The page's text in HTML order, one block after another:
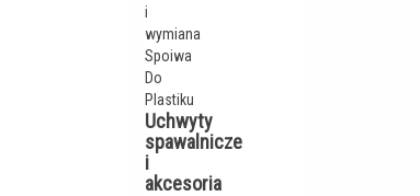
i
wymiana
Spoiwa
Do
Plastiku
Uchwyty
spawalnicze
i
akcesoria